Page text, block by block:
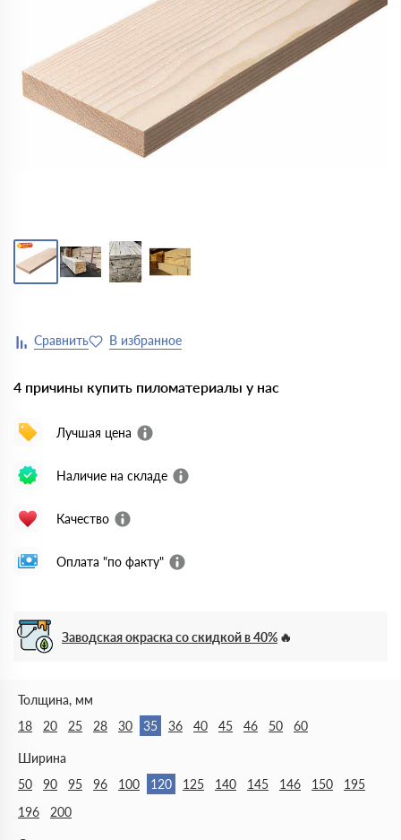
4 причины купить пиломатериалы у нас
Лучшая цена
Наличие на складе
Качество
Оплата "по факту"
Заводская окраска со скидкой в 40%
Толщина, мм
18
20 25 28 30 35 36 40 45 46 50 60
Ширина
50
90 95 96 100 120 125 140 145 146 150
195
196
200